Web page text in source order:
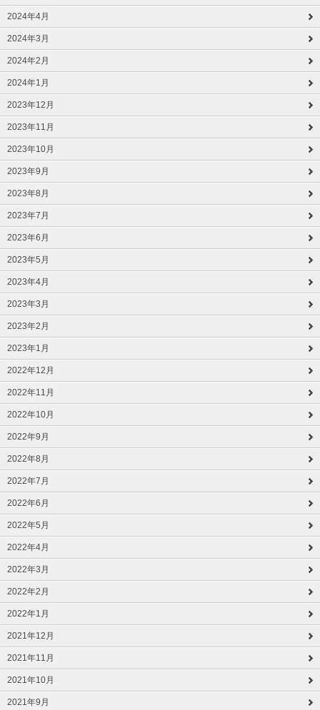
2024年4月
2024年3月
2024年2月
2024年1月
2023年12月
2023年11月
2023年10月
2023年9月
2023年8月
2023年7月
2023年6月
2023年5月
2023年4月
2023年3月
2023年2月
2023年1月
2022年12月
2022年11月
2022年10月
2022年9月
2022年8月
2022年7月
2022年6月
2022年5月
2022年4月
2022年3月
2022年2月
2022年1月
2021年12月
2021年11月
2021年10月
2021年9月